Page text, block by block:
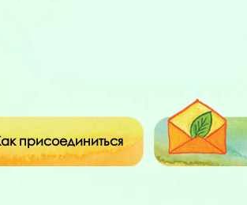
присоединиться